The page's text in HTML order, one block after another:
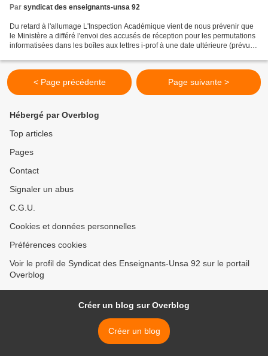
Par syndicat des enseignants-unsa 92
Du retard à l'allumage L'Inspection Académique vient de nous prévenir que
le Ministère a différé l'envoi des accusés de réception pour les permutations
informatisées dans les boîtes aux lettres i-prof à une date ultérieure (prévu
< Page précédente Page suivante >
Hébergé par Overblog
Top articles
Pages
Contact
Signaler un abus
C.G.U.
Cookies et données personnelles
Préférences cookies
Voir le profil de Syndicat des Enseignants-Unsa 92 sur le portail
Overblog
Créer un blog sur Overblog
Créer un blog